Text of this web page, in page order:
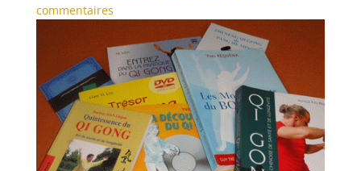
commentaires